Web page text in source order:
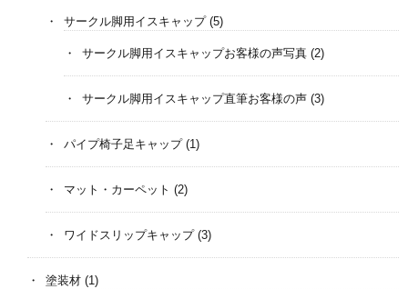
サークル脚用イスキャップ(5)
サークル脚用イスキャップお客様の声写真 (2)
サークル脚用イスキャップ直筆お客様の声 (3)
パイプ椅子足キャップ(1)
マット・カーペット (2)
ワイドスリップキャップ(3)
塗装材 (1)